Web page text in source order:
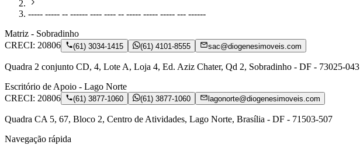
----- ----- -- ------ ---- ---- -- ----- ----- ----- --- ------
Matriz - Sobradinho
CRECI: 20806 (61) 3034-1415 (61) 4101-8555 sac@diogenesimoveis.com
Quadra 2 conjunto CD, 4, Lote A, Loja 4, Ed. Aziz Chater, Qd 2, Sobradinho - DF - 73025-043
Escritório de Apoio - Lago Norte
CRECI: 20806 (61) 3877-1060 (61) 3877-1060 lagonorte@diogenesimoveis.com
Quadra CA 5, 67, Bloco 2, Centro de Atividades, Lago Norte, Brasília - DF - 71503-507
Navegação rápida